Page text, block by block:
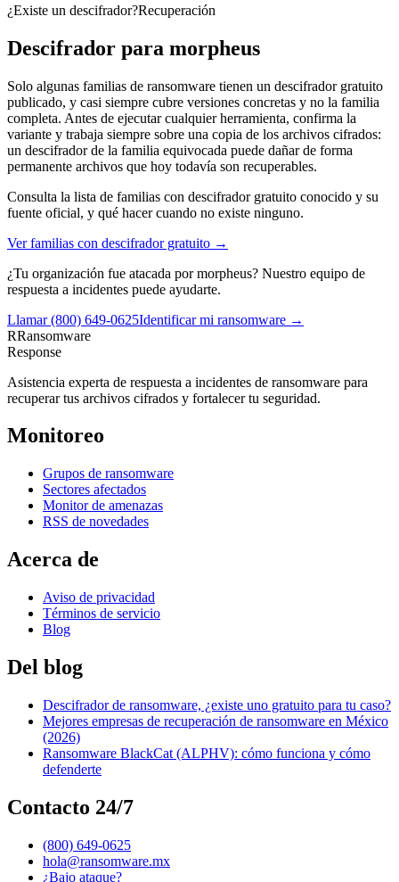
¿Existe un descifrador?Recuperación
Descifrador para morpheus
Solo algunas familias de ransomware tienen un descifrador gratuito
publicado, y casi siempre cubre versiones concretas y no la familia
completa. Antes de ejecutar cualquier herramienta, confirma la
variante y trabaja siempre sobre una copia de los archivos cifrados:
un descifrador de la familia equivocada puede dañar de forma
permanente archivos que hoy todavía son recuperables.
Consulta la lista de familias con descifrador gratuito conocido y su
fuente oficial, y qué hacer cuando no existe ninguno.
Ver familias con descifrador gratuito →
¿Tu organización fue atacada pormorpheus? Nuestro equipo de
respuesta a incidentes puede ayudarte.
Llamar(800) 649-0625Identificar mi ransomware →
RRansomware
Response
Asistencia experta de respuesta a incidentes de ransomware para
recuperar tus archivos cifrados y fortalecer tu seguridad.
Monitoreo
Grupos de ransomware
Sectores afectados
Monitor de amenazas
RSS de novedades
Acerca de
Aviso de privacidad
Términos de servicio
Blog
Del blog
Descifrador de ransomware, ¿existe uno gratuito para tu caso?
Mejores empresas de recuperación de ransomware en México
(2026)
Ransomware BlackCat (ALPHV): cómo funciona y cómo
defenderte
Contacto 24/7
(800) 649-0625
hola@ransomware.mx
¿Bajo ataque?